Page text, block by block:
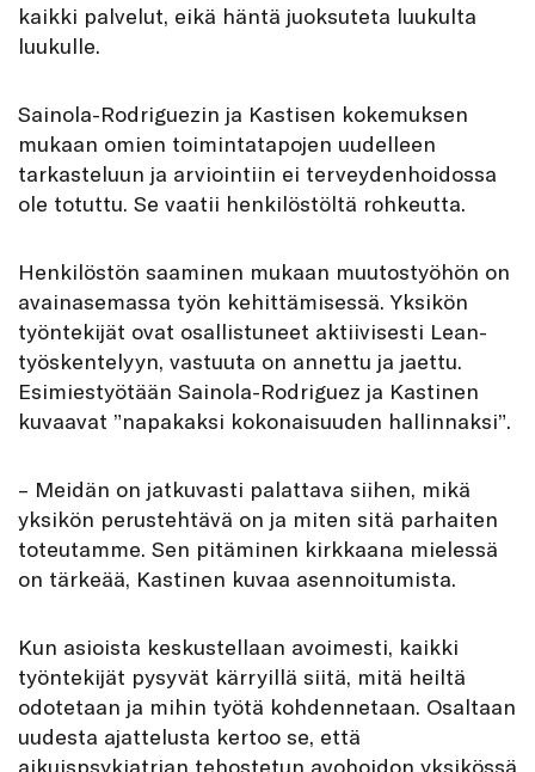
kaikki palvelut, eikä häntä juoksuteta luukulta
luukulle.
Sainola-Rodriguezin ja Kastisen kokemuksen
mukaan omien toimintatapojen uudelleen
tarkasteluun ja arviointiin ei terveydenhoidossa
ole totuttu. Se vaatii henkilöstöltä rohkeutta.
Henkilöstön saaminen mukaan muutostyöhön on
avainasemassa työn kehittämisessä. Yksikön
työntekijät ovat osallistuneet aktiivisesti Lean-
työskentelyyn, vastuuta on annettu ja jaettu.
Esimiestyötään Sainola-Rodriguez ja Kastinen
kuvaavat ”napakaksi kokonaisuuden hallinnaksi”.
– Meidän on jatkuvasti palattava siihen, mikä
yksikön perustehtävä on ja miten sitä parhaiten
toteutamme. Sen pitäminen kirkkaana mielessä
on tärkeää, Kastinen kuvaa asennoitumista.
Kun asioista keskustellaan avoimesti, kaikki
työntekijät pysyvät kärryillä siitä, mitä heiltä
odotetaan ja mihin työtä kohdennetaan. Osaltaan
uudesta ajattelusta kertoo se, että
aikuispsykiatrian tehostetun avohoidon yksikössä